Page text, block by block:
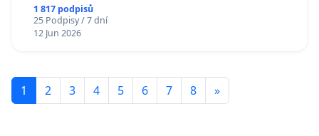
1 817 podpisů
25 Podpisy / 7 dní
12 Jun 2026
1 2 3 4 5 6 7 8 »